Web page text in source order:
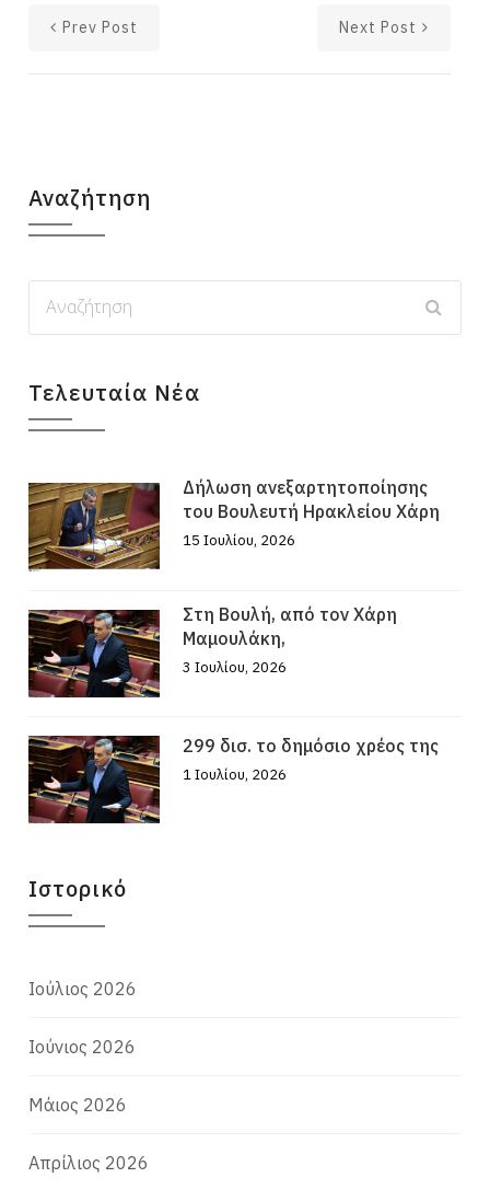
Prev Post Next Post
Αναζήτηση
Τελευταία Νέα
Δήλωση ανεξαρτητοποίησης
του Βουλευτή Ηρακλείου Χάρη
15 Ιουλίου, 2026
Στη Βουλή, από τον Χάρη
Μαμουλάκη,
3 Ιουλίου, 2026
299 δισ. το δημόσιο χρέος της
1 Ιουλίου, 2026
Ιστορικό
Ιούλιος 2026
Ιούνιος 2026
Μάιος 2026
Απρίλιος 2026